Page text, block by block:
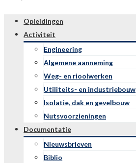
Opleidingen
Activiteit
Engineering
Algemene aanneming
Weg- en rioolwerken
Utiliteits- en industriebouw
Isolatie, dak en gevelbouw
Nutsvoorzieningen
Documentatie
Nieuwsbrieven
Biblio